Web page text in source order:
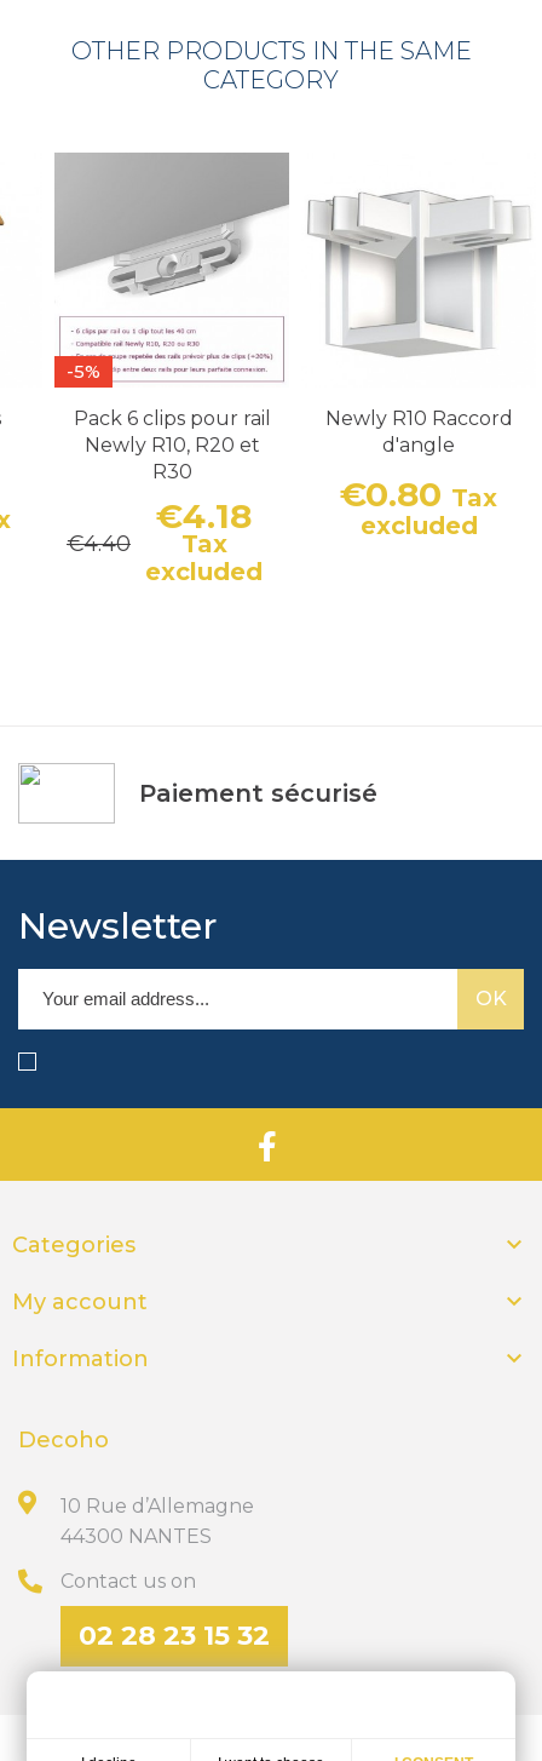
OTHER PRODUCTS IN THE SAME
CATEGORY
-5%
Pack 6 clips pour rail
Newly R10, R20 et
R30
€4.18
Tax
excluded
€4.40
Newly R10 Raccord
d'angle
Price
€0.80 Tax
excluded
Paiement sécurisé
Newsletter
Categories 
My account 
Information 
Decoho
10 Rue d’Allemagne
44300 NANTES
Contact us on
02 28 23 15 32